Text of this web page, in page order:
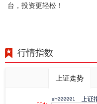
台，投资更轻松！
行情指数
上证走势